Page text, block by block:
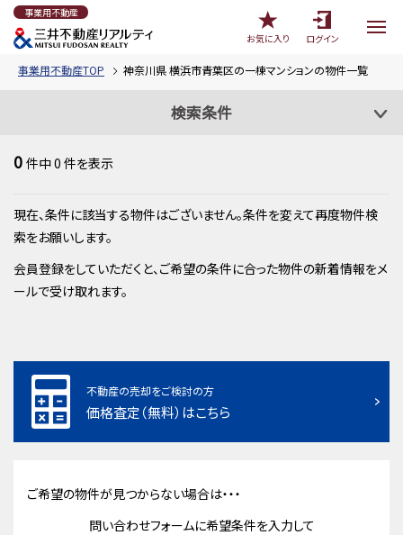
事業用不動産
お気に入り
ログイン
事業用不動産TOP 神奈川県 横浜市青葉区の一棟マンションの物件一覧
検索条件
0 件中0 件を表示
現在、条件に該当する物件はございません。条件を変えて再度物件検
索をお願いします。
会員登録をしていただくと、ご希望の条件に合った物件の新着情報をメ
ールで受け取れます。
不動産の売却をご検討の方
価格査定（無料）はこちら
ご希望の物件が見つからない場合は・・・
問い合わせフォームに希望条件を入力して